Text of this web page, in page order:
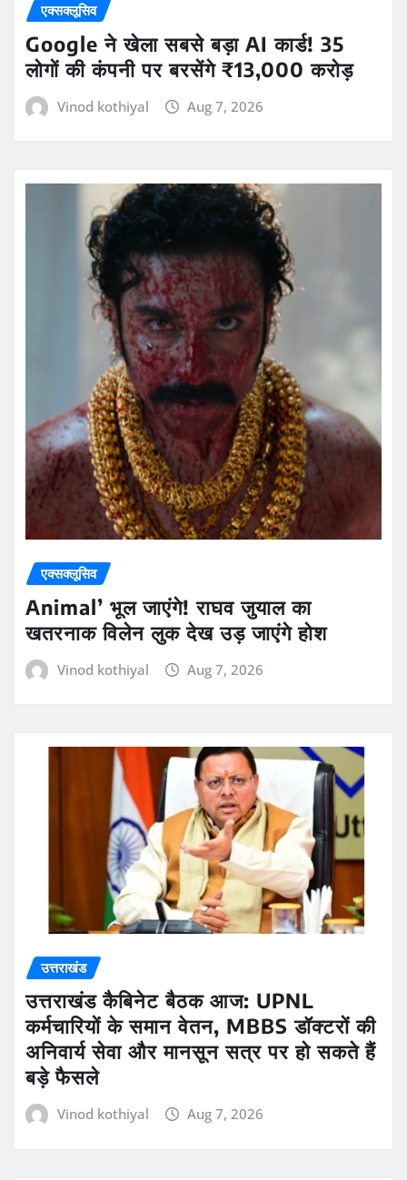
एक्सक्लूसिव
Google ने खेला सबसे बड़ा AI कार्ड! 35
लोगों की कंपनी पर बरसेंगे ₹13,000 करोड़
Vinod kothiyal Aug 7, 2026
एक्सक्लूसिव
Animal’ भूल जाएंगे! राघव जुयाल का
खतरनाक विलेन लुक देख उड़ जाएंगे होश
Vinod kothiyal Aug 7, 2026
उत्तराखंड
उत्तराखंड कैबिनेट बैठक आज: UPNL
कर्मचारियों के समान वेतन, MBBS डॉक्टरों की
अनिवार्य सेवा और मानसून सत्र पर हो सकते हैं
बड़े फैसले
Vinod kothiyal Aug 7, 2026